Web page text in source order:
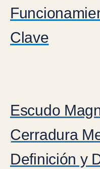
Clave
Escudo
Cerradura
Definición y